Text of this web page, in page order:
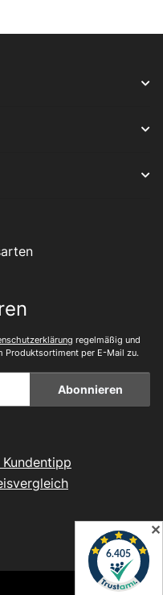
regelmäßig und
Produktsortiment per E-Mail zu.
Abonnieren
✕